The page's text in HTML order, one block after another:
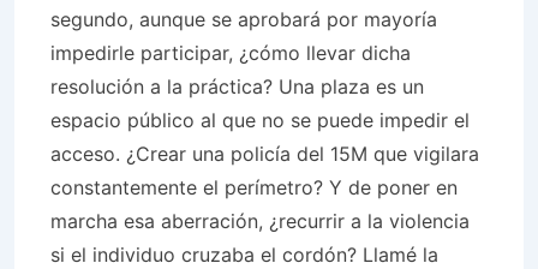
segundo, aunque se aprobará por mayoría
impedirle participar, ¿cómo llevar dicha
resolución a la práctica? Una plaza es un
espacio público al que no se puede impedir el
acceso. ¿Crear una policía del 15M que vigilara
constantemente el perímetro? Y de poner en
marcha esa aberración, ¿recurrir a la violencia
si el individuo cruzaba el cordón? Llamé la